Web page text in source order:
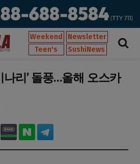
Weekend
Newsletter
Teen's
SushiNews
나리’ 돌풍…올해 오스카